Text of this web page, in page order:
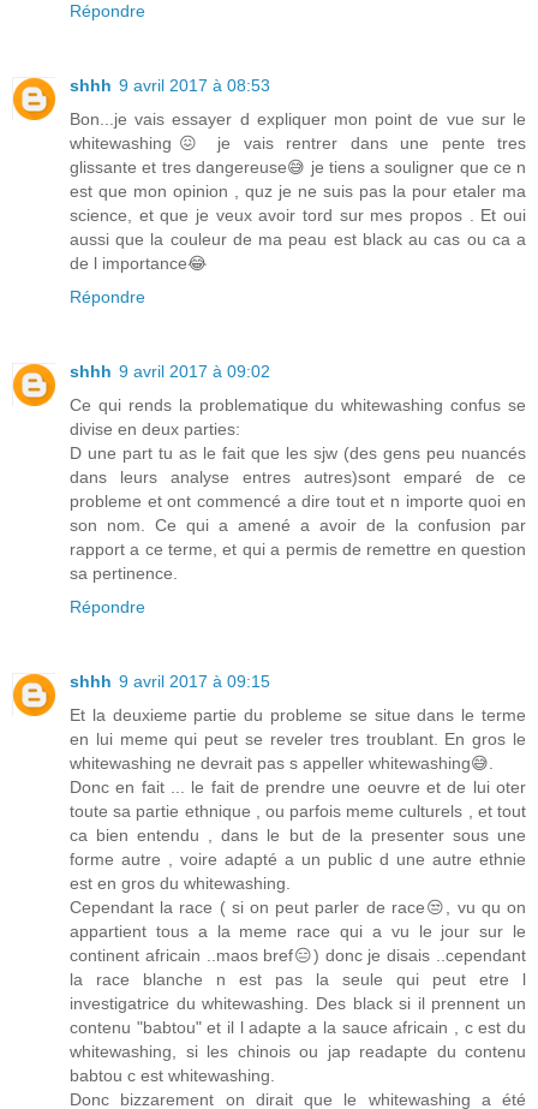
Répondre
shhh 9 avril 2017 à 08:53
Bon...je vais essayer d expliquer mon point de vue sur le
whitewashing😖 je vais rentrer dans une pente tres
glissante et tres dangereuse😅 je tiens a souligner que ce n
est que mon opinion , quz je ne suis pas la pour etaler ma
science, et que je veux avoir tord sur mes propos . Et oui
aussi que la couleur de ma peau est black au cas ou ca a
de l importance😂
Répondre
shhh 9 avril 2017 à 09:02
Ce qui rends la problematique du whitewashing confus se
divise en deux parties:
D une part tu as le fait que les sjw (des gens peu nuancés
dans leurs analyse entres autres)sont emparé de ce
probleme et ont commencé a dire tout et n importe quoi en
son nom. Ce qui a amené a avoir de la confusion par
rapport a ce terme, et qui a permis de remettre en question
sa pertinence.
Répondre
shhh 9 avril 2017 à 09:15
Et la deuxieme partie du probleme se situe dans le terme
en lui meme qui peut se reveler tres troublant. En gros le
whitewashing ne devrait pas s appeller whitewashing😅.
Donc en fait ... le fait de prendre une oeuvre et de lui oter
toute sa partie ethnique , ou parfois meme culturels , et tout
ca bien entendu , dans le but de la presenter sous une
forme autre , voire adapté a un public d une autre ethnie
est en gros du whitewashing.
Cependant la race ( si on peut parler de race😒, vu qu on
appartient tous a la meme race qui a vu le jour sur le
continent africain ..maos bref😑) donc je disais ..cependant
la race blanche n est pas la seule qui peut etre l
investigatrice du whitewashing. Des black si il prennent un
contenu "babtou" et il l adapte a la sauce africain , c est du
whitewashing, si les chinois ou jap readapte du contenu
babtou c est whitewashing.
Donc bizzarement on dirait que le whitewashing a été